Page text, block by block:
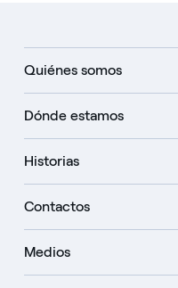
Quiénes somos
Dónde estamos
Historias
Contactos
Medios